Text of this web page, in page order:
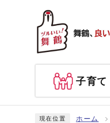
子育て
現在位置 ホーム